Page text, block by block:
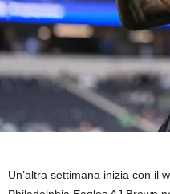
Un’altra settimana inizia con il